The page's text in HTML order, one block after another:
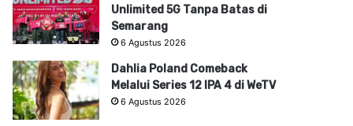
Unlimited 5G Tanpa Batas di
Semarang
6 Agustus 2026
Dahlia Poland Comeback
Melalui Series 12 IPA 4 di WeTV
6 Agustus 2026